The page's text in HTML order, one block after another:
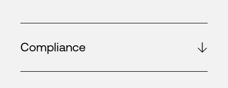
Compliance